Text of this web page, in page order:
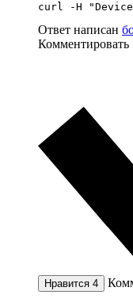
curl -H
Ответ написан
Комментировать
Нравится 4